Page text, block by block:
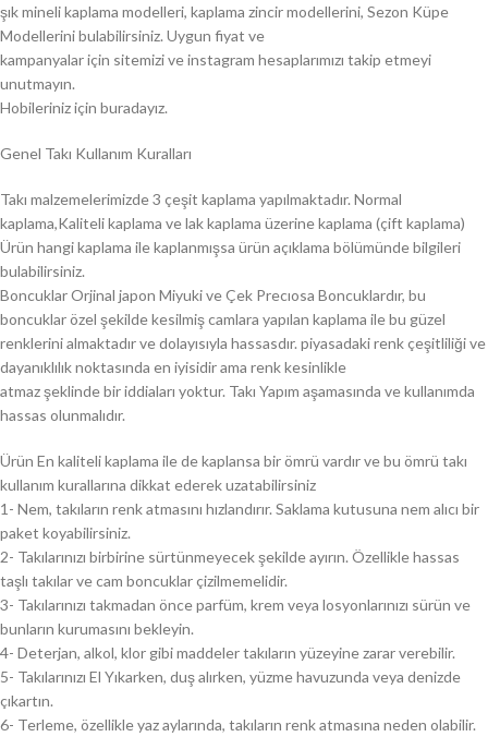
şık mineli kaplama modelleri, kaplama zincir modellerini, Sezon Küpe
Modellerini bulabilirsiniz. Uygun fiyat ve
kampanyalar için sitemizi ve instagram hesaplarımızı takip etmeyi
unutmayın.
Hobileriniz için buradayız.
Genel Takı Kullanım Kuralları
Takı malzemelerimizde 3 çeşit kaplama yapılmaktadır. Normal
kaplama,Kaliteli kaplama ve lak kaplama üzerine kaplama (çift kaplama)
Ürün hangi kaplama ile kaplanmışsa ürün açıklama bölümünde bilgileri
bulabilirsiniz.
Boncuklar Orjinal japon Miyuki ve Çek Precıosa Boncuklardır, bu
boncuklar özel şekilde kesilmiş camlara yapılan kaplama ile bu güzel
renklerini almaktadır ve dolayısıyla hassasdır. piyasadaki renk çeşitliliği ve
dayanıklılık noktasında en iyisidir ama renk kesinlikle
atmaz şeklinde bir iddiaları yoktur. Takı Yapım aşamasında ve kullanımda
hassas olunmalıdır.
Ürün En kaliteli kaplama ile de kaplansa bir ömrü vardır ve bu ömrü takı
kullanım kurallarına dikkat ederek uzatabilirsiniz
1- Nem, takıların renk atmasını hızlandırır. Saklama kutusuna nem alıcı bir
paket koyabilirsiniz.
2- Takılarınızı birbirine sürtünmeyecek şekilde ayırın. Özellikle hassas
taşlı takılar ve cam boncuklar çizilmemelidir.
3- Takılarınızı takmadan önce parfüm, krem veya losyonlarınızı sürün ve
bunların kurumasını bekleyin.
4- Deterjan, alkol, klor gibi maddeler takıların yüzeyine zarar verebilir.
5- Takılarınızı El Yıkarken, duş alırken, yüzme havuzunda veya denizde
çıkartın.
6- Terleme, özellikle yaz aylarında, takıların renk atmasına neden olabilir.